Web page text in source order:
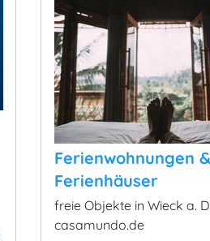
Ferienwohnungen &
Ferienhäuser
freie Objekte in Wieck a.
casamundo.de